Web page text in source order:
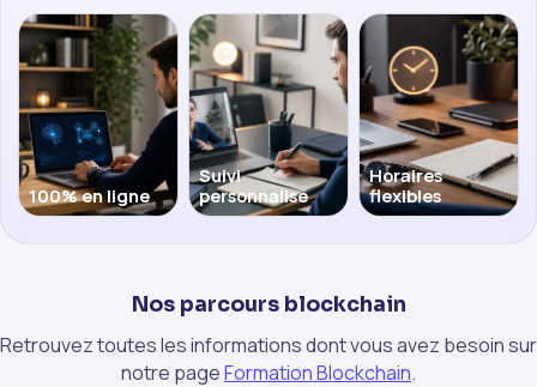
100% en ligne
Suivi
personnalise
Horaires
flexibles
Nos parcours blockchain
Retrouvez toutes les informations dont vous avez besoin sur
notre pageFormation Blockchain.